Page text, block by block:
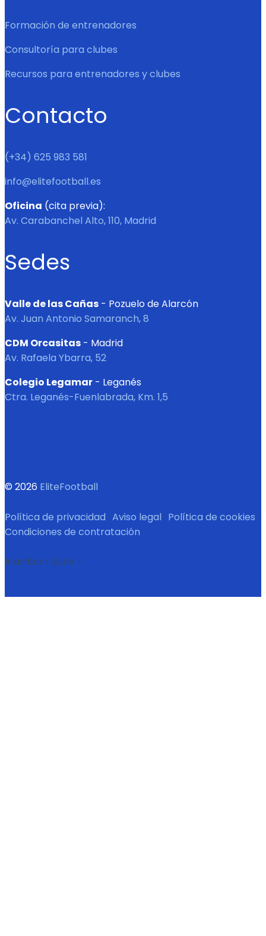
Formación de entrenadores
Consultoría para clubes
Recursos para entrenadores y clubes
Contacto
(+34) 625 983 581
info@elitefootball.es
Oficina (cita previa):
Av. Carabanchel Alto, 110, Madrid
Sedes
Valle de las Cañas - Pozuelo de Alarcón
Av. Juan Antonio Samaranch, 8
CDM Orcasitas - Madrid
Av. Rafaela Ybarra, 52
Colegio Legamar - Leganés
Ctra. Leganés-Fuenlabrada, Km. 1,5
© 2026 EliteFootball
Política de privacidad · Aviso legal · Política de cookies ·
Condiciones de contratación
Ir arriba ↑ Subir ↑